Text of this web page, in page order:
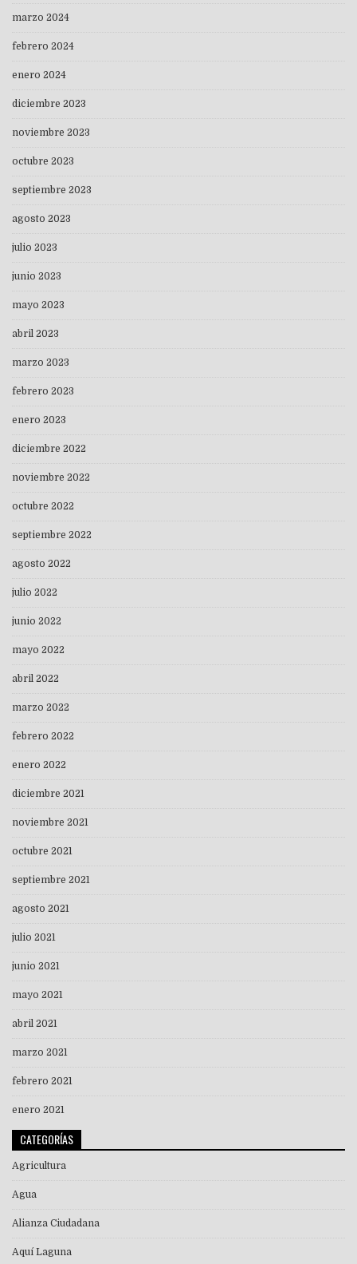
marzo 2024
febrero 2024
enero 2024
diciembre 2023
noviembre 2023
octubre 2023
septiembre 2023
agosto 2023
julio 2023
junio 2023
mayo 2023
abril 2023
marzo 2023
febrero 2023
enero 2023
diciembre 2022
noviembre 2022
octubre 2022
septiembre 2022
agosto 2022
julio 2022
junio 2022
mayo 2022
abril 2022
marzo 2022
febrero 2022
enero 2022
diciembre 2021
noviembre 2021
octubre 2021
septiembre 2021
agosto 2021
julio 2021
junio 2021
mayo 2021
abril 2021
marzo 2021
febrero 2021
enero 2021
CATEGORÍAS
Agricultura
Agua
Alianza Ciudadana
Aquí Laguna